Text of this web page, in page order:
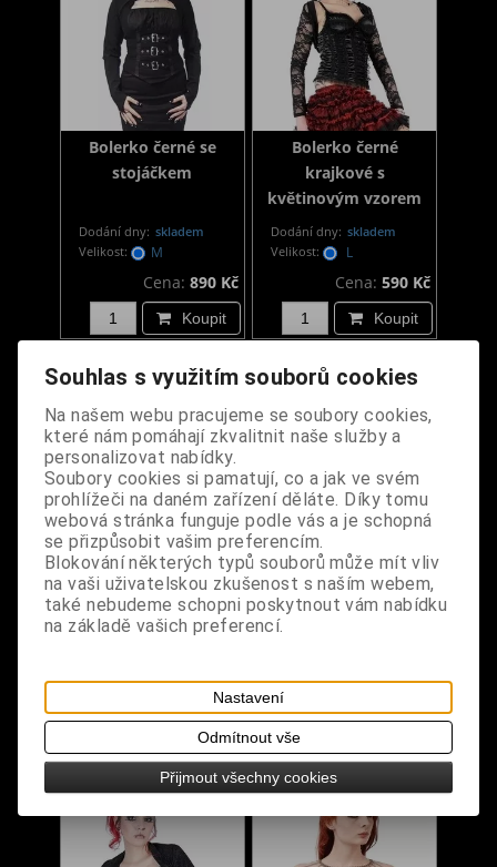
Bolerko černé se
stojáčkem
Dodání dny: skladem
Velikost:
M
Cena: 890 Kč
Koupit
Bolerko černé
krajkové s
květinovým vzorem
Dodání dny: skladem
Velikost:
L
Cena: 590 Kč
Koupit
Bolerko černé s
pavučinovým vzorem
a ramínky
M L
Cena:390 Kč
Koupit
Bolerko řetízkové s
křížkem
Cena:650 Kč
Koupit
Souhlas s využitím souborů cookies
Na našem webu pracujeme se soubory cookies,
které nám pomáhají zkvalitnit naše služby a
personalizovat nabídky.
Soubory cookies si pamatují, co a jak ve svém
prohlížeči na daném zařízení děláte. Díky tomu
webová stránka funguje podle vás a je schopná
se přizpůsobit vašim preferencím.
Blokování některých typů souborů může mít vliv
na vaši uživatelskou zkušenost s naším webem,
také nebudeme schopni poskytnout vám nabídku
na základě vašich preferencí.
Nastavení
Odmítnout vše
Přijmout všechny cookies